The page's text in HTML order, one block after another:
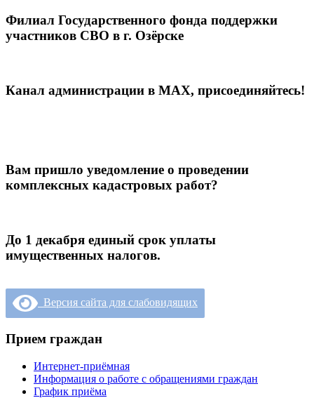
Филиал Государственного фонда поддержки
участников СВО в г. Озёрске
Канал администрации в МАХ, присоединяйтесь!
Вам пришло уведомление о проведении
комплексных кадастровых работ?
До 1 декабря единый срок уплаты
имущественных налогов.
Версия сайта для слабовидящих
Прием граждан
Интернет-приёмная
Информация о работе с обращениями граждан
График приёма